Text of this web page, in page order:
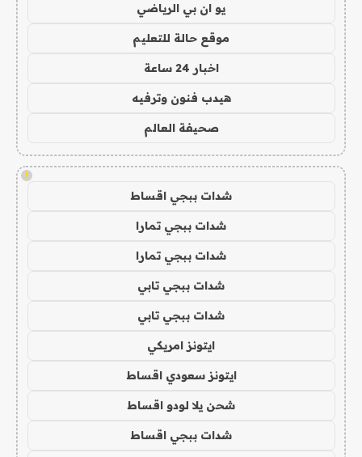
يو ان بي الرياضي
موقع حالة للتعليم
اخبار 24 ساعة
هيدب فنون وترفيه
صحيفة العالم
!
شدات ببجي اقساط
شدات ببجي تمارا
شدات ببجي تمارا
شدات ببجي تابي
شدات ببجي تابي
ايتونز امريكي
ايتونز سعودي اقساط
شحن يلا لودو اقساط
شدات ببجي اقساط